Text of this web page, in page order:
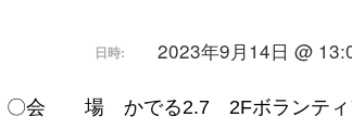
日時: 2023年9月14日 @
〇会 場 かでる2.7 2Fボランティ